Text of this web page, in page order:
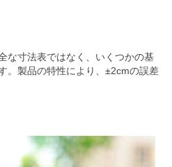
な寸法表ではなく、いくつかの基
。製品の特性により、±2cmの誤差